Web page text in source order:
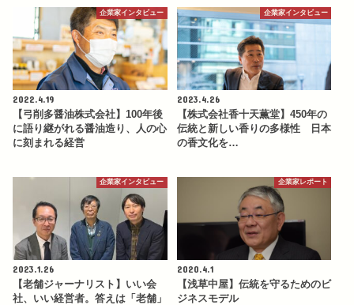
企業家インタビュー
2022.4.19
【弓削多醤油株式会社】100年後
に語り継がれる醤油造り、人の心
に刻まれる経営
企業家インタビュー
2023.4.26
【株式会社香十天薫堂】450年の
伝統と新しい香りの多様性 日本
の香文化を…
企業家インタビュー
2023.1.26
【老舗ジャーナリスト】いい会
社、いい経営者。答えは「老舗」
企業家レポート
2020.4.1
【浅草中屋】伝統を守るためのビ
ジネスモデル